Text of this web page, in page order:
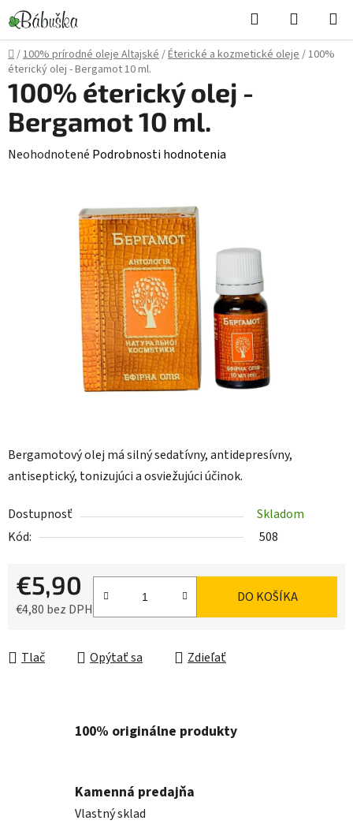
Prejsť
na
obsah
Hľadať
KOŠÍK
Domov
/100% prírodné oleje Altajské/Éterické a kozmetické oleje/100%
éterický olej - Bergamot 10 ml.
Bergamotový olej má silný sedatívny, antidepresívny,
antiseptický, tonizujúci a osviežujúci účinok.
Dostupnosť
Skladom
Kód:
508
€5,90
€4,80 bez DPH
DO KOŠÍKA
Tlač Opýtať sa Zdieľať
100% éterický olej -
Bergamot 10 ml.
Priemerné
Neohodnotené Podrobnosti hodnotenia
100% originálne produkty
Kamenná predajňa
Vlastný sklad